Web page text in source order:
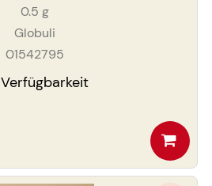
0.5 g
Globuli
01542795
Verfügbarkeit